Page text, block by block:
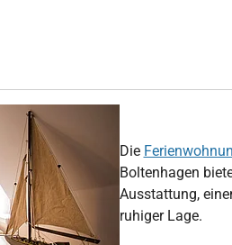
Die
Boltenhagen
Ausstattung,
ruhiger Lage.